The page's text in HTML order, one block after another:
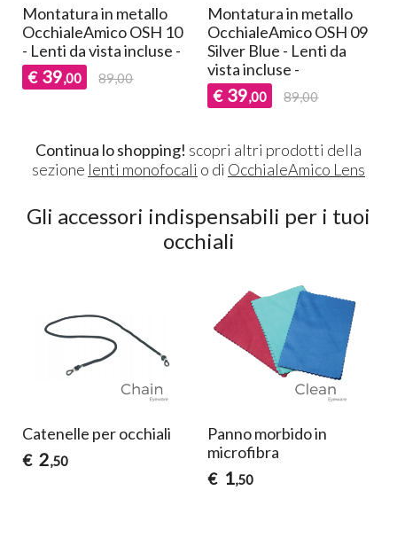
Montatura in metallo
OcchialeAmico OSH 10
- Lenti da vista incluse -
€ 39,00 89,00
Montatura in metallo
OcchialeAmico OSH 09
Silver Blue - Lenti da
vista incluse -
€ 39,00 89,00
Continua lo shopping! scopri altri prodotti della
sezione lenti monofocali o di OcchialeAmico Lens
Gli accessori indispensabili per i tuoi
occhiali
Detergente Freiblick
per occhiali
Ricarica detergente per
occhiali Freiblick
€
14,00